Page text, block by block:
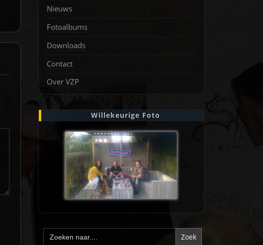
Nieuws
Fotoalbums
Downloads
Contact
Over VZP
Willekeurige Foto
Zoek
naar: